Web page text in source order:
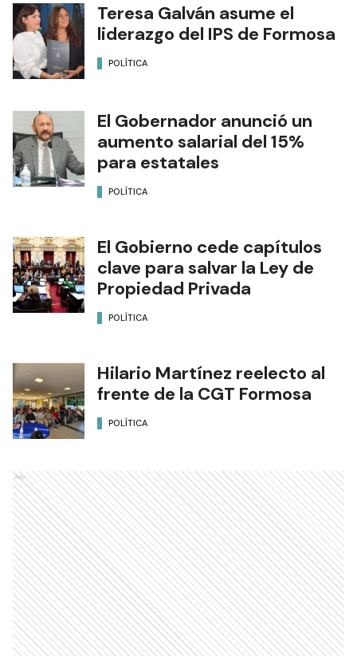
Teresa Galván asume el
liderazgo del IPS de Formosa
POLÍTICA
El Gobernador anunció un
aumento salarial del 15%
para estatales
POLÍTICA
El Gobierno cede capítulos
clave para salvar la Ley de
Propiedad Privada
POLÍTICA
Hilario Martínez reelecto al
frente de la CGT Formosa
POLÍTICA
Ads